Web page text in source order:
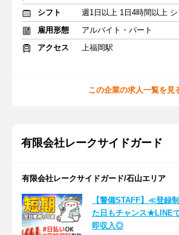
シフト
雇用形態
アルバイト・パート
アクセス
上福岡駅
この企業の求人一覧を見
有限会社レークサイドガード
有限会社レークサイドガード/石山エリア
【警備STAFF】≪登録
た日もチャンス★LINE
即収入◎